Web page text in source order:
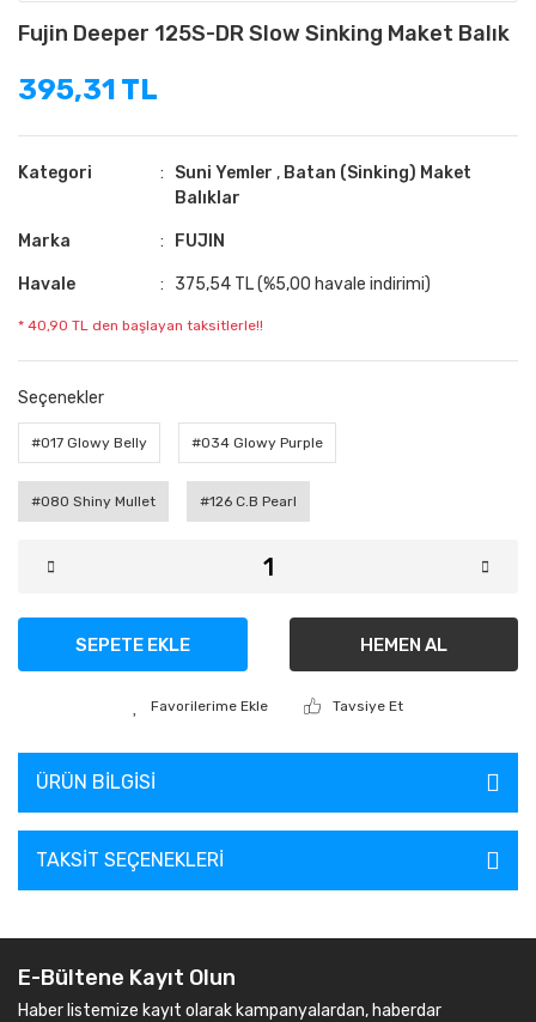
Fujin Deeper 125S-DR Slow Sinking Maket Balık
395,31 TL
Kategori Suni Yemler , Batan (Sinking) Maket
Balıklar
Marka FUJIN
Havale 375,54 TL (%5,00 havale indirimi)
* 40,90 TL den başlayan taksitlerle!!
Seçenekler
#017 Glowy Belly #034 Glowy Purple
#080 Shiny Mullet #126 C.B Pearl
SEPETE EKLE HEMEN AL
Tavsiye Et
ÜRÜN BILGISI
TAKSIT SEÇENEKLERI
E-Bültene Kayıt Olun
Haber listemize kayıt olarak kampanyalardan, haberdar